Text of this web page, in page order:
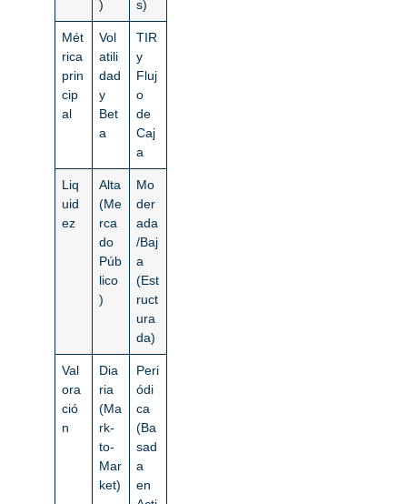
) s)
Mét
rica
prin
cip
al
Vol
atili
dad
y
Bet
a
TIR
y
Fluj
o
de
Caj
a
Liq
uid
ez
Alta
(Me
rca
do
Púb
lico
)
Mo
der
ada
/Baj
a
(Est
ruct
ura
da)
Val
ora
ció
n
Dia
ria
(Ma
rk-
to-
Mar
ket)
Peri
ódi
ca
(Ba
sad
a
en